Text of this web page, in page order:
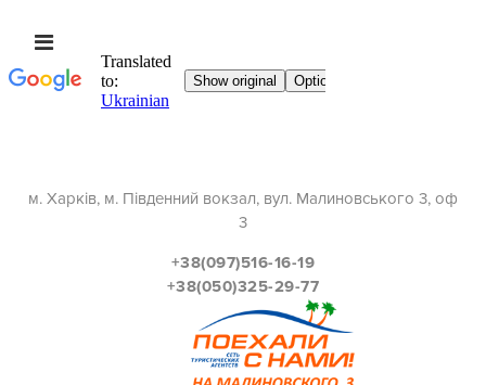
м. Харків, м. Південний вокзал, вул. Малиновського 3, оф
3
+38(097)516-16-19
+38(050)325-29-77